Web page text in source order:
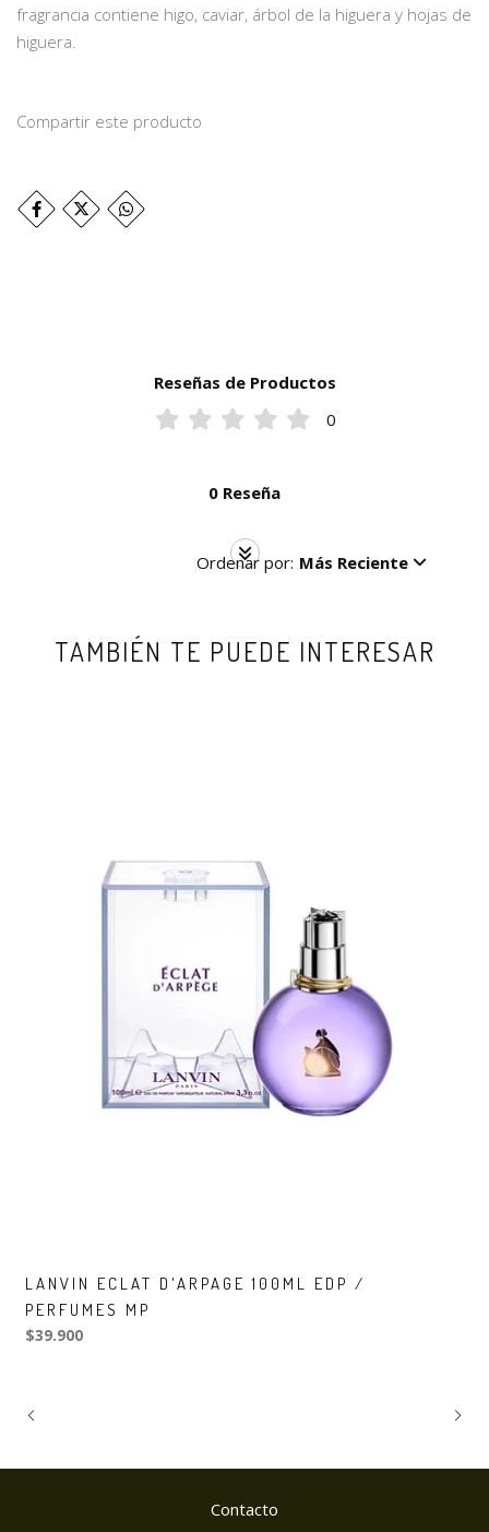
fragrancia contiene higo, caviar, árbol de la higuera y hojas de
higuera.
Compartir este producto
Reseñas de Productos
0
0 Reseña
Ordenar por: Más Reciente
TAMBIÉN TE PUEDE INTERESAR
LANVIN ECLAT D'ARPAGE 100ML EDP /
PERFUMES MP
$39.900
Contacto